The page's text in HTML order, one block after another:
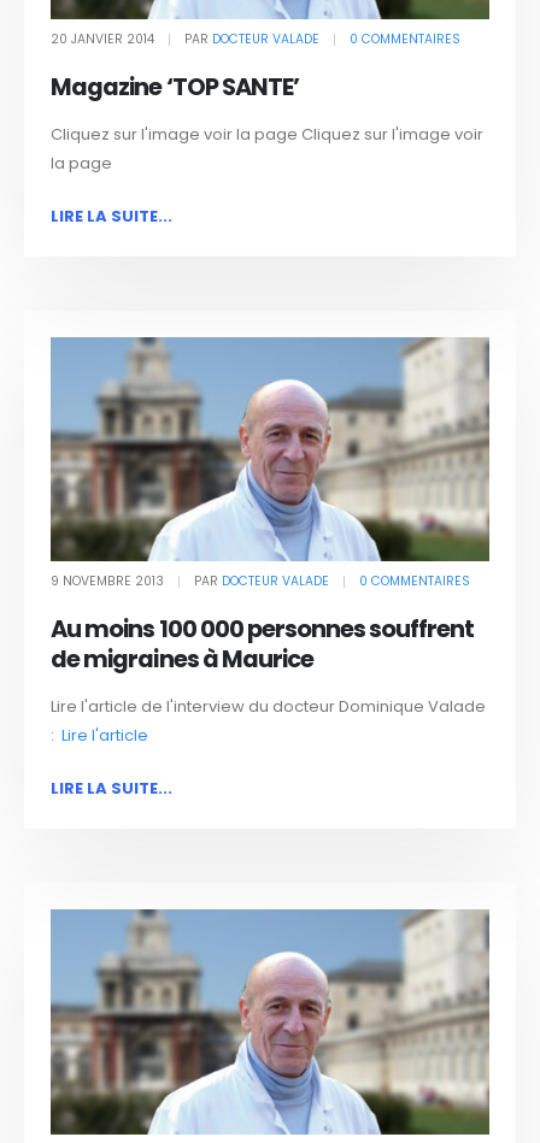
20 JANVIER 2014 PAR DOCTEUR VALADE 0 COMMENTAIRES
Magazine ‘TOP SANTE’
Cliquez sur l'image voir la page Cliquez sur l'image voir
la page
LIRE LA SUITE...
9 NOVEMBRE 2013 PAR DOCTEUR VALADE 0 COMMENTAIRES
Au moins 100 000 personnes souffrent
de migraines à Maurice
Lire l'article de l'interview du docteur Dominique Valade
:Lire l'article
LIRE LA SUITE...